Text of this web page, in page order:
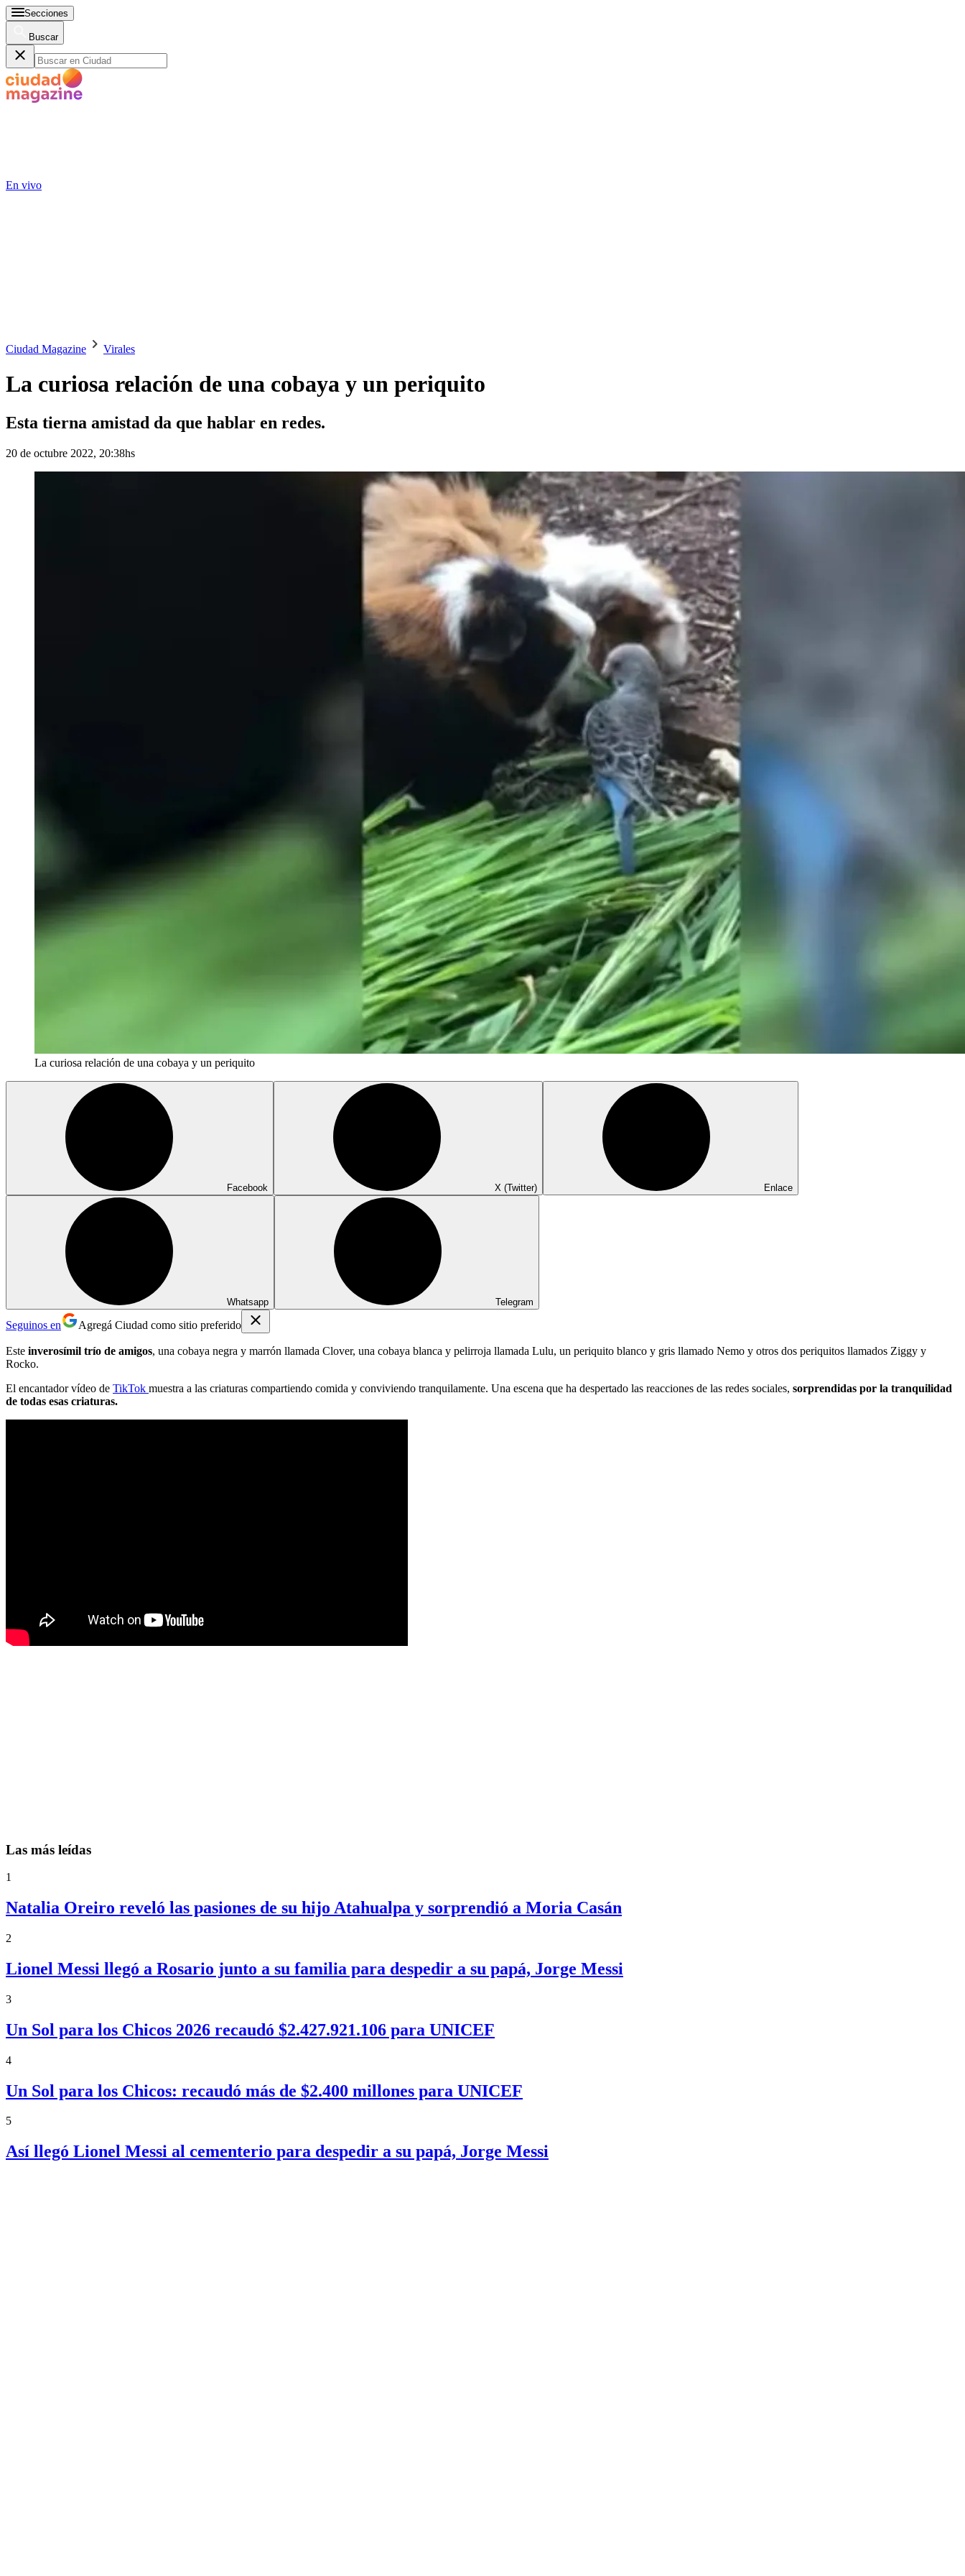
Secciones
Buscar
En vivo
Ciudad Magazine Virales
La curiosa relación de una cobaya y un periquito
Esta tierna amistad da que hablar en redes.
20 de octubre 2022, 20:38hs
La curiosa relación de una cobaya y un periquito
Facebook X (Twitter) Enlace
Whatsapp Telegram
Seguinos en Agregá Ciudad como sitio preferido
Este inverosímil trío de amigos, una cobaya negra y marrón llamada Clover, una cobaya blanca y pelirroja llamada Lulu, un periquito blanco y gris llamado Nemo y otros dos periquitos llamados Ziggy y
Rocko.
El encantador vídeo de TikTok muestra a las criaturas compartiendo comida y conviviendo tranquilamente. Una escena que ha despertado las reacciones de las redes sociales, sorprendidas por la tranquilidad
de todas esas criaturas.
Las más leídas
1
Natalia Oreiro reveló las pasiones de su hijo Atahualpa y sorprendió a Moria Casán
2
Lionel Messi llegó a Rosario junto a su familia para despedir a su papá, Jorge Messi
3
Un Sol para los Chicos 2026 recaudó $2.427.921.106 para UNICEF
4
Un Sol para los Chicos: recaudó más de $2.400 millones para UNICEF
5
Así llegó Lionel Messi al cementerio para despedir a su papá, Jorge Messi